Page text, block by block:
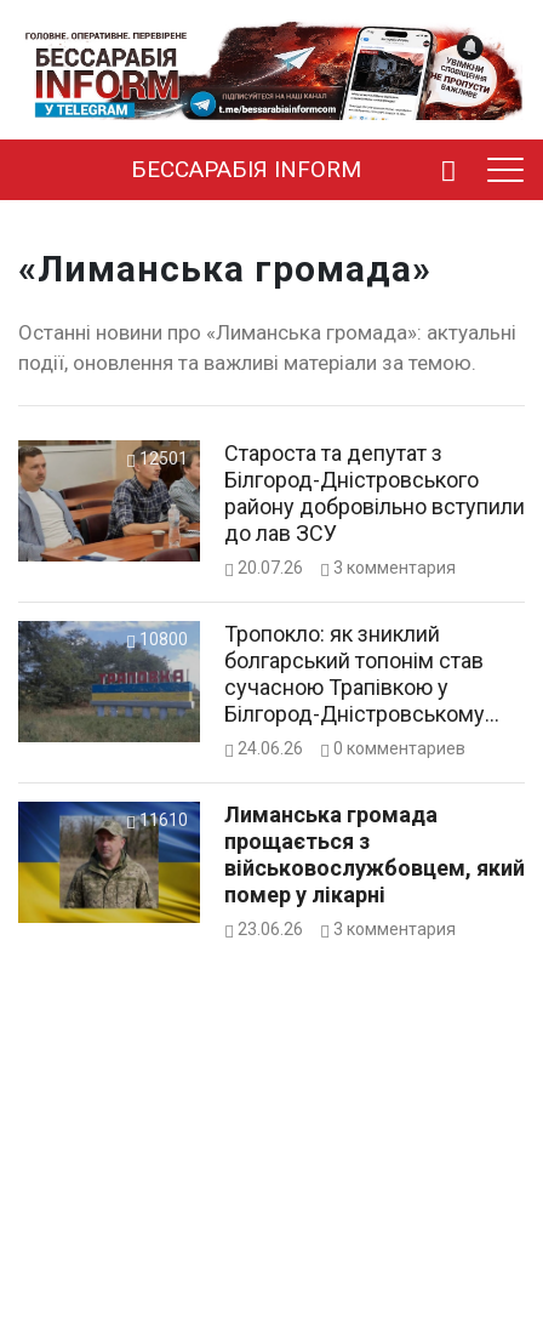
БЕССАРАБІЯ INFORM
«Лиманська громада»
Останні новини про «Лиманська громада»: актуальні
події, оновлення та важливі матеріали за темою.
12501
Староста та депутат з
Білгород-Дністровського
району добровільно вступили
до лав ЗСУ
20.07.26 3 комментария
10800
Тропокло: як зниклий
болгарський топонім став
сучасною Трапівкою у
Білгород-Дністровському
районі
24.06.26 0 комментариев
11610
Лиманська громада
прощається з
військовослужбовцем, який
помер у лікарні
23.06.26 3 комментария